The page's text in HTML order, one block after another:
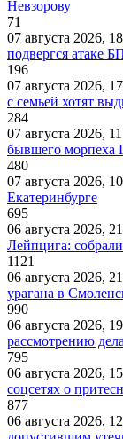
Невзорову
71
07 августа 2026,
подвергся атаке
196
07 августа 2026,
с семьей хотят
284
07 августа 2026,
бывшего морпеха
480
07 августа 2026,
Екатеринбурге
695
06 августа 2026,
Лейпцига:
1121
06 августа 2026,
урагана в
990
06 августа 2026,
рассмотрению
795
06 августа 2026,
соцсетях о
877
06 августа 2026,